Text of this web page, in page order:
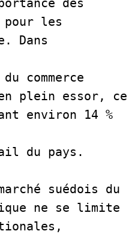
pour les
Dans
commerce
plein essor, ce
environ 14 %
du pays.
suédois du
ne se limite